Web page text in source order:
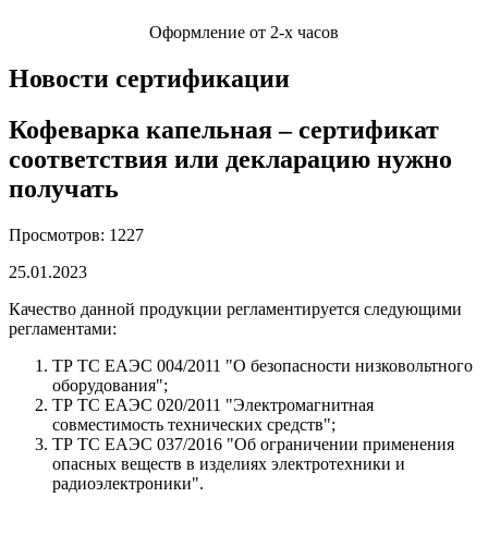
Оформление от 2-х часов
Новости сертификации
Кофеварка капельная – сертификат
соответствия или декларацию нужно
получать
Просмотров: 1227
25.01.2023
Качество данной продукции регламентируется следующими
регламентами:
ТР ТС ЕАЭС 004/2011 "О безопасности низковольтного
оборудования";
ТР ТС ЕАЭС 020/2011 "Электромагнитная
совместимость технических средств";
ТР ТС ЕАЭС 037/2016 "Об ограничении применения
опасных веществ в изделиях электротехники и
радиоэлектроники".